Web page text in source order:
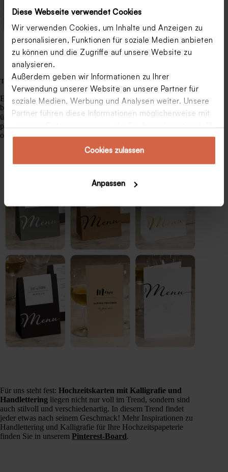
Diese Webseite verwendet Cookies
Wir verwenden Cookies, um Inhalte und Anzeigen zu
personalisieren, Funktionen für soziale Medien anbieten
zu können und die Zugriffe auf unsere Website zu
analysieren.
Außerdem geben wir Informationen zu Ihrer
Verwendung unserer Website an unsere Partner für
soziale Medien, Werbung und Analysen weiter. Unsere
Partner führen diese Informationen möglicherweise mit
haben oder die sie im Rahmen Ihrer Nutzung der
Dienste gesammelt haben.Cookies zulassen
Anpassen
Tischdeko mit Kalligrafie / Handlettering
Ein besonderer Anlass wie Ihre Hochzeit verdient ebenfalls
besondere Deko für den Hochzeitstisch. Von
über Tischkarten bis hin zuFreudentränen –
perfektionieren Sie Ihre Hochzeitspapeterie mit Kalligrafie
oder Handlettering!
Für uns steht fest: Hochzeitskarten mit Kalligrafie und
Handlettering liegen nicht nur voll im Trend, sondern sind
auch stilvoll und verschiedenartig. In diesem Trend findet
jeder etwas nach seinem Geschmack! Mehr Inspirationen zu
Handlettering und Kalligrafie für Ihre Hochzeitspapeterie
finden Sie in unserem Pinterest-Board.